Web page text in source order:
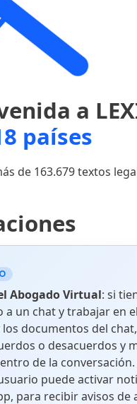
a
países
de 163.679 textos
Abogado Virtual: si
un chat y trabajar en
documentos del
o desacuerdos y
de la
puede activar
para recibir avisos de
Civil